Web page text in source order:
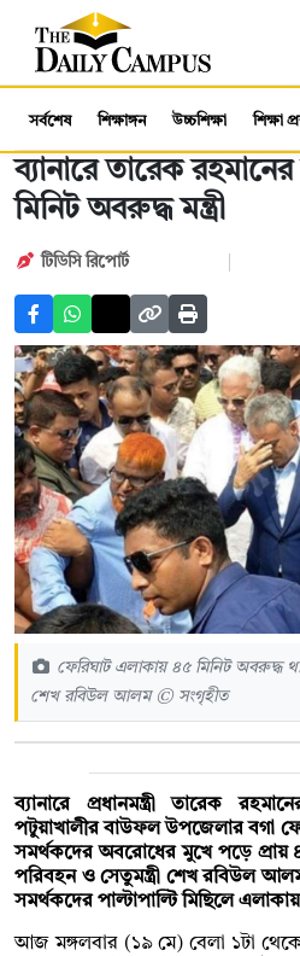
সর্বশেষ শিক্ষাঙ্গন উচ্চশিক্ষা শিক্ষা
ব্যানারে তারেক
মিনিট অবরুদ্ধ মন্ত্রী
টিডিসি রিপোর্ট
ফেরিঘাট এলাকায় ৪৫ মিনিট অবরুদ্ধ
শেখ রবিউল আলম © সংগৃহীত
ব্যানারে প্রধানমন্ত্রী তারেক
পটুয়াখালীর বাউফল উপজেলার বগা
সমর্থকদের অবরোধের মুখে পড়ে
পরিবহন ও সেতুমন্ত্রী শেখ রবিউল
সমর্থকদের পাল্টাপাল্টি মিছিলে
আজ মঙ্গলবার (১৯ মে) বেলা ১টা থেকে